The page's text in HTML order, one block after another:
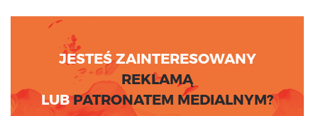
JESTEŚ ZAINTERESOWANY
REKLAMĄ
LUBPATRONATEM MEDIALNYM?